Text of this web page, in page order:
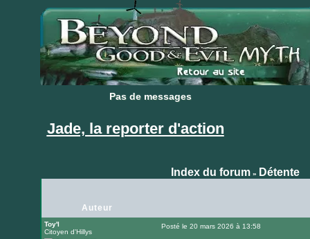
Pas de messages
Pas de messages
Jade, la reporter d'action
Index du forum» Détente
Auteur
Toy'l
Citoyen d'Hillys
Posté le 20 mars 2026 à 13:58